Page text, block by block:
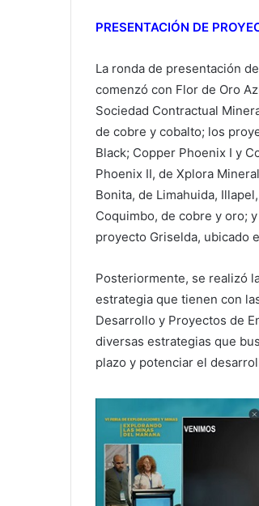
PRESENTACIÓN DE
La ronda de presentación
comenzó con Flor de Oro
Sociedad Contractual
de cobre y cobalto; los
Black; Copper Phoenix I y
Phoenix II, de Xplora
Bonita, de Limahuida,
Coquimbo, de cobre y oro;
proyecto Griselda, ubicado
Posteriormente, se realizó
estrategia que tienen con
Desarrollo y Proyectos de
diversas estrategias que
plazo y potenciar el